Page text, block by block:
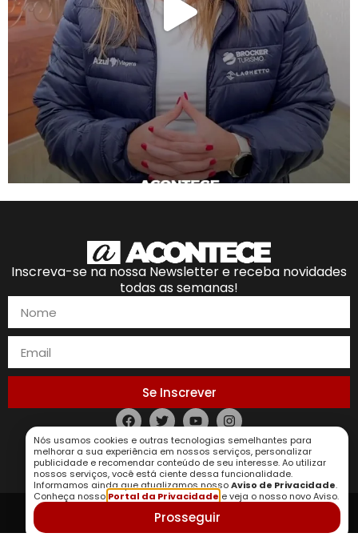
Inscreva-se na nossa Newsletter e receba novidades
todas as semanas!
Se Inscrever
Política de Privacidade
Nós usamos cookies e outras tecnologias semelhantes para
melhorar a sua experiência em nossos serviços, personalizar
publicidade e recomendar conteúdo de seu interesse. Ao utilizar
nossos serviços, você está ciente dessa funcionalidade.
Informamos ainda que atualizamos nossoAviso de Privacidade.
Conheça nosso Portal da Privacidade e veja o nosso novo Aviso.
Prosseguir